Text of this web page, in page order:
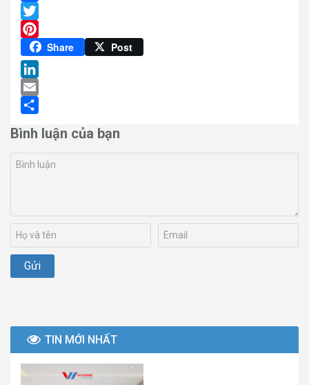
Facebook
Twitter
Pinterest
Share Post
LinkedIn
Email
Bình luận của bạn
TIN MỚI NHẤT